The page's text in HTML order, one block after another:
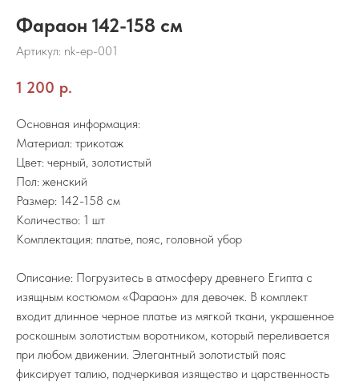
Фараон 142-158 см
Артикул: nk-ep-001
1 200 р.
Основная информация:
Материал: трикотаж
Цвет: черный, золотистый
Пол: женский
Размер: 142-158 см
Количество: 1 шт
Комплектация: платье, пояс, головной убор
Описание: Погрузитесь в атмосферу древнего Египта с
изящным костюмом «Фараон» для девочек. В комплект
входит длинное черное платье из мягкой ткани, украшенное
роскошным золотистым воротником, который переливается
при любом движении. Элегантный золотистый пояс
фиксирует талию, подчеркивая изящество и царственность